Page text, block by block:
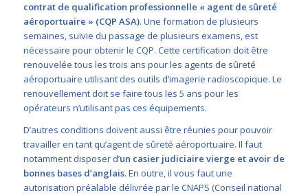
contrat de qualification professionnelle « agent de sûreté
aéroportuaire » (CQP ASA). Une formation de plusieurs
semaines, suivie du passage de plusieurs examens, est
nécessaire pour obtenir le CQP. Cette certification doit être
renouvelée tous les trois ans pour les agents de sûreté
aéroportuaire utilisant des outils d’imagerie radioscopique. Le
renouvellement doit se faire tous les 5 ans pour les
opérateurs n’utilisant pas ces équipements.
D’autres conditions doivent aussi être réunies pour pouvoir
travailler en tant qu’agent de sûreté aéroportuaire. Il faut
notamment disposer d’un casier judiciaire vierge et avoir de
bonnes bases d’anglais. En outre, il vous faut une
autorisation préalable délivrée par le CNAPS (Conseil national